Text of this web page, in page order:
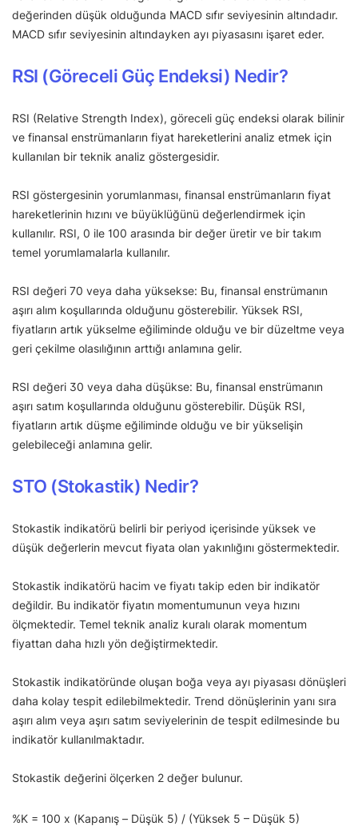
değerinden düşük olduğunda MACD sıfır seviyesinin altındadır.
MACD sıfır seviyesinin altındayken ayı piyasasını işaret eder.
RSI (Göreceli Güç Endeksi) Nedir?
RSI (Relative Strength Index), göreceli güç endeksi olarak bilinir
ve finansal enstrümanların fiyat hareketlerini analiz etmek için
kullanılan bir teknik analiz göstergesidir.
RSI göstergesinin yorumlanması, finansal enstrümanların fiyat
hareketlerinin hızını ve büyüklüğünü değerlendirmek için
kullanılır. RSI, 0 ile 100 arasında bir değer üretir ve bir takım
temel yorumlamalarla kullanılır.
RSI değeri 70 veya daha yüksekse: Bu, finansal enstrümanın
aşırı alım koşullarında olduğunu gösterebilir. Yüksek RSI,
fiyatların artık yükselme eğiliminde olduğu ve bir düzeltme veya
geri çekilme olasılığının arttığı anlamına gelir.
RSI değeri 30 veya daha düşükse: Bu, finansal enstrümanın
aşırı satım koşullarında olduğunu gösterebilir. Düşük RSI,
fiyatların artık düşme eğiliminde olduğu ve bir yükselişin
gelebileceği anlamına gelir.
STO (Stokastik) Nedir?
Stokastik indikatörü belirli bir periyod içerisinde yüksek ve
düşük değerlerin mevcut fiyata olan yakınlığını göstermektedir.
Stokastik indikatörü hacim ve fiyatı takip eden bir indikatör
değildir. Bu indikatör fiyatın momentumunun veya hızını
ölçmektedir. Temel teknik analiz kuralı olarak momentum
fiyattan daha hızlı yön değiştirmektedir.
Stokastik indikatöründe oluşan boğa veya ayı piyasası dönüşleri
daha kolay tespit edilebilmektedir. Trend dönüşlerinin yanı sıra
aşırı alım veya aşırı satım seviyelerinin de tespit edilmesinde bu
indikatör kullanılmaktadır.
Stokastik değerini ölçerken 2 değer bulunur.
%K = 100 x (Kapanış – Düşük 5) / (Yüksek 5 – Düşük 5)